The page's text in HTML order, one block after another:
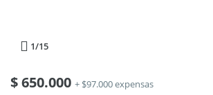
1/15
$650.000 + $97.000 expensas